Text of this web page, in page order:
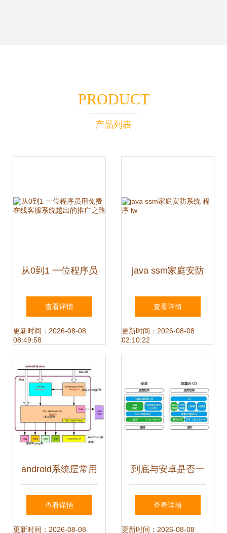
PRODUCT
产品列表
从0到1 一位程序员
用免费在线客服系
统趟出的推广之路
查看详情
更新时间：2026-08-08
08:49:58
java ssm家庭安防
系统 程序 lw
查看详情
更新时间：2026-08-08
02:10:22
android系统层常用
类介绍
查看详情
更新时间：2026-08-08
到底与安卓是否一
样 解答yunos的三
大疑问
查看详情
更新时间：2026-08-08